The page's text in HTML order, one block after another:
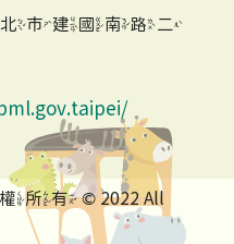
北市建國南路二
有 © 2022 All